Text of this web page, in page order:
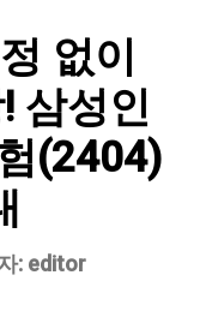
없이
삼성인
(2404)
: editor